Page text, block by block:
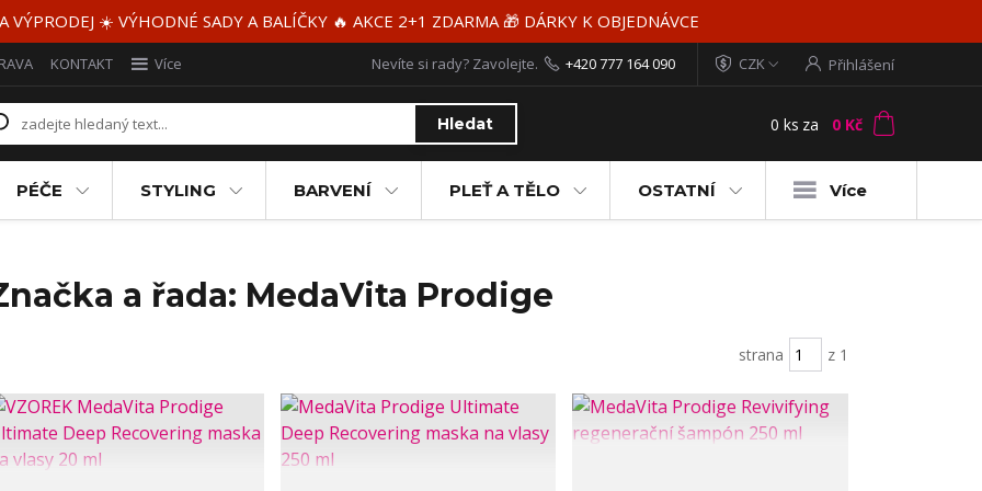
VÝPRODEJ ☀️ VÝHODNÉ SADY A BALÍČKY 🔥 AKCE 2+1 ZDARMA 🎁 DÁRKY K OBJEDNÁVCE
KONTAKT Více CZK Přihlášení
Hledat
Nevíte si rady? Zavolejte. +420 777 164 090
0 ks za 0 Kč
PÉČE STYLING BARVENÍ PLEŤ A TĚLO OSTATNÍ Více
a řada: MedaVita Prodige
strana z 1